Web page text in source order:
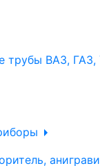
трубы ВАЗ, ГАЗ,